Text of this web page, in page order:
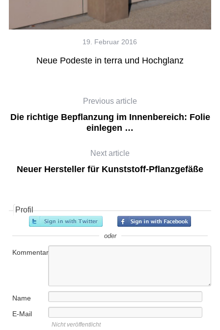
19. Februar 2016
Neue Podeste in terra und Hochglanz
Previous article
Die richtige Bepflanzung im Innenbereich: Folie
einlegen …
Next article
Neuer Hersteller für Kunststoff-Pflanzgefäße
Profil
oder
Kommentar
Name
E-Mail
Nicht veröffentlicht